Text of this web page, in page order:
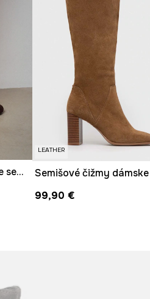
Vysoké čižmy z imitácie semišu
LEATHER
99,90 €